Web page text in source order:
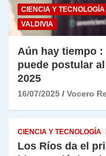
CIENCIA Y TECNOLOGÍA
VALDIVIA
Aún hay tiempo
puede postular
2025
16/07/2025 Vocero
CIENCIA Y TECNOLOGÍA
Los Ríos da el